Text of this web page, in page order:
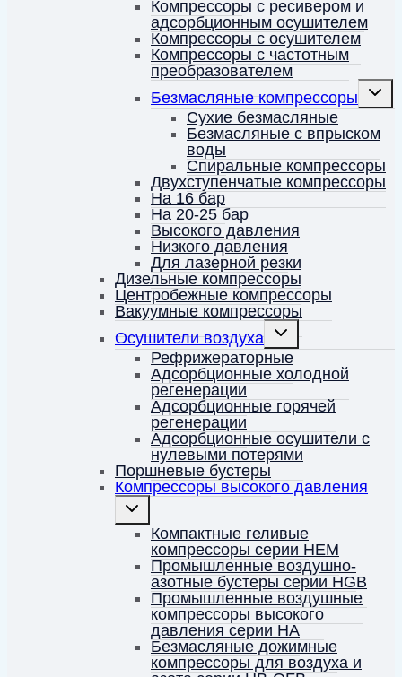
Компрессоры с ресивером и
адсорбционным осушителем
Компрессоры с осушителем
Компрессоры с частотным
преобразователем
Безмасляные компрессоры
меню
Сухие безмасляные
Безмасляные с впрыском
воды
Спиральные компрессоры
Двухступенчатые компрессоры
На 16 бар
На 20-25 бар
Высокого давления
Низкого давления
Для лазерной резки
Дизельные компрессоры
Центробежные компрессоры
Вакуумные компрессоры
Осушители воздуха
Переключить
дочернее
меню
Рефрижераторные
Адсорбционные холодной
регенерации
Адсорбционные горячей
регенерации
Адсорбционные осушители с
нулевыми потерями
Поршневые бустеры
Компрессоры высокого давления
Переключить
дочернее
менюКомпактные геливые
компрессоры серии HEM
Промышленные воздушно-
азотные бустеры серии HGB
Промышленные воздушные
компрессоры высокого
давления серии HA
Безмасляные дожимные
компрессоры для воздуха и